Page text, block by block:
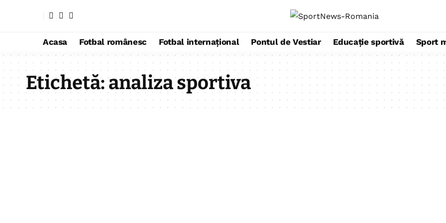
Acasa Fotbal românesc Fotbal internațional Pontul de Vestiar Educație sportivă Sport
Etichetă:analiza sportiva